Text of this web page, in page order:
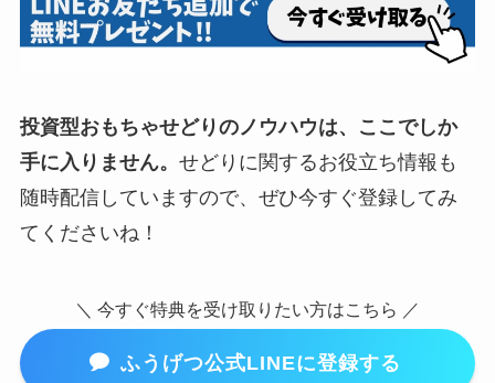
投資型おもちゃせどりのノウハウは、ここでしか
手に入りません。 せどりに関するお役立ち情報も
随時配信していますので、ぜひ今すぐ登録してみ
てくださいね！
＼ 今すぐ特典を受け取りたい方はこちら ／
ふうげつ公式LINEに登録する